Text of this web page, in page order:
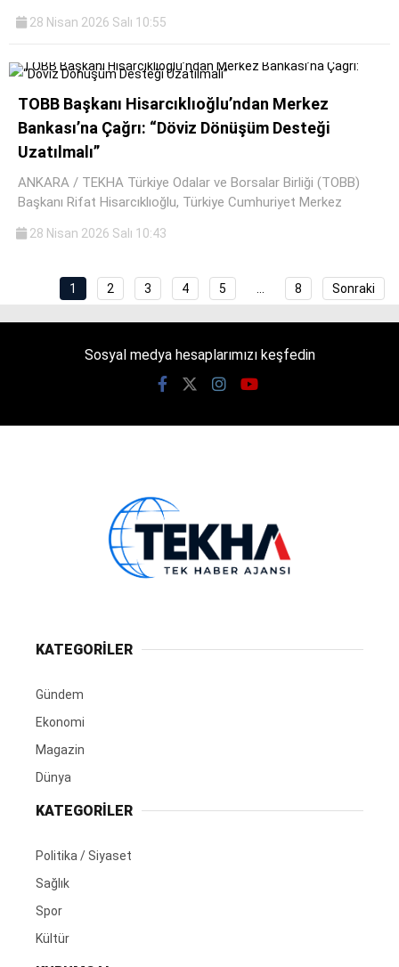
28 Nisan 2026 Salı 10:55
TOBB Başkanı Hisarcıklıoğlu’ndan Merkez
Bankası’na Çağrı: “Döviz Dönüşüm Desteği
Uzatılmalı”
ANKARA / TEKHA Türkiye Odalar ve Borsalar Birliği (TOBB)
Başkanı Rifat Hisarcıklıoğlu, Türkiye Cumhuriyet Merkez
28 Nisan 2026 Salı 10:43
1 2 3 4 5 8 Sonraki
Sosyal medya hesaplarımızı keşfedin
KATEGORİLER
Gündem
Ekonomi
Magazin
Dünya
KATEGORİLER
Politika / Siyaset
Sağlık
Spor
Kültür